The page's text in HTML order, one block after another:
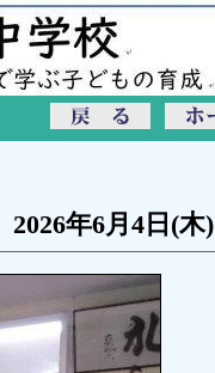
2026年6月4日(木)